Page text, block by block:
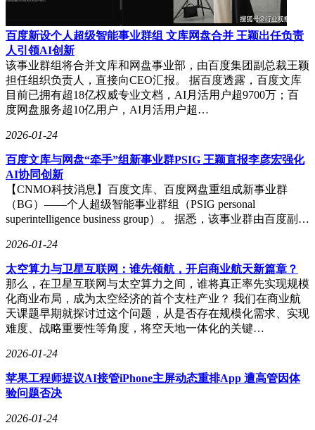
百度新设个人超级智能事业群组 文库网盘合并 王颖出任负责
人引领AI创新
该事业群组将合并文库和网盘事业部，由百度集团副总裁王颖
担任组织负责人，直接向CEO汇报。 据百度透露，百度文库
目前已拥有超18亿权威专业文档，AI月活用户超9700万；百
度网盘服务超10亿用户，AI月活用户超…
2026-01-24
百度文库与网盘“牵手”组新事业群PSIG 王颖直报李彦宏强化
AI协同创新
【CNMO科技消息】百度文库、百度网盘重组成新事业群
（BG）——个人超级智能事业群组（PSIG personal
superintelligence business group）。 据悉，该事业群由百度副…
2026-01-24
太空算力与卫星互联网：谁先领航，开启商业航天新篇章？
那么，在卫星互联网与太空算力之间，谁将真正率先实现规模
化商业布局，成为太空经济的首个支柱产业？ 我们在商业航
天课题早期就探讨过这个问题，从是否存在规模化需求、实现
难度、战略重要性等角度，将空天地一体化的关键…
2026-01-24
苹果工程师提议AI接管iPhone主屏动态重排App 遭高管因体
验问题否决
2026-01-24